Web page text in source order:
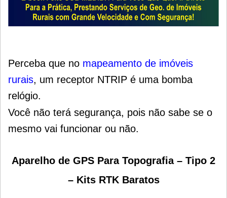
Perceba que no mapeamento de imóveis
rurais, um receptor NTRIP é uma bomba
relógio.
Você não terá segurança, pois não sabe se o
mesmo vai funcionar ou não.
Aparelho de GPS Para Topografia – Tipo 2
– Kits RTK Baratos